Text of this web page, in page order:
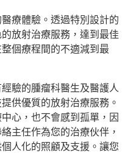
療體驗。透過特別設計的
放射治療服務，達到最佳
個療程間的不適減到最
驗的腫瘤科醫生及醫護人
供優質的放射治療服務。
心，也不會感到孤單，因
主任作為您的治療伙伴，
人化的照顧及支援。讓您